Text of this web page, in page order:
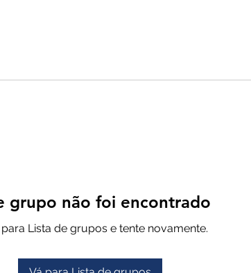
grupo não foi encontrado
Lista de grupos e tente novamente.